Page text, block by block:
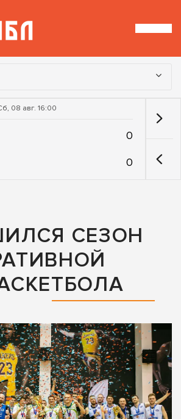
08 авг. 16:00
0
0
СЕЗОН